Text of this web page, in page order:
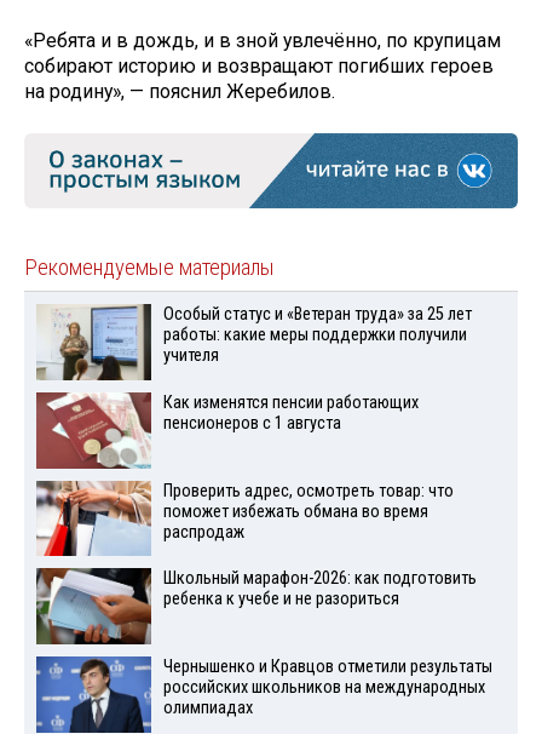
«Ребята и в дождь, и в зной увлечённо, по крупицам
собирают историю и возвращают погибших героев
на родину», — пояснил Жеребилов.
Рекомендуемые материалы
Особый статус и «Ветеран труда» за 25 лет
работы: какие меры поддержки получили
учителя
Как изменятся пенсии работающих
пенсионеров с 1 августа
Проверить адрес, осмотреть товар: что
поможет избежать обмана во время
распродаж
Школьный марафон-2026: как подготовить
ребенка к учебе и не разориться
Чернышенко и Кравцов отметили результаты
российских школьников на международных
олимпиадах